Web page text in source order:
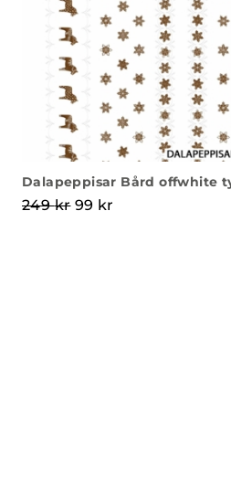
Dalapeppisar Bård offwhite
249kr Det ursprungliga
99 kr